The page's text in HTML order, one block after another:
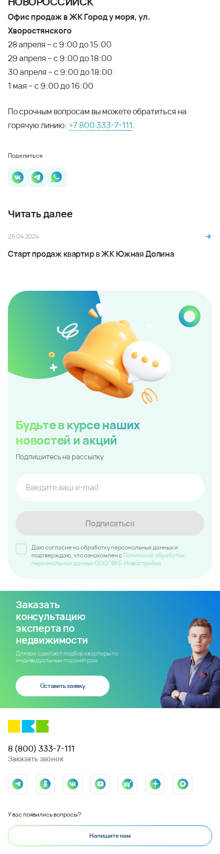
Будьте в курсе наших
новостей и акций
Подпишитесь на рассылку
Подписаться
Даю согласие на обработку персональных данных и
подтверждаю, что ознакомлен c Политикой обработки
персональных данных ООО "ВКБ-Новостройки
Офис продаж в ЖК Город у моря, ул.
Хворостянского
28 апреля – с 9:00 до 15:00
29 апреля – с 9:00 до 18:00
30 апреля – с 9:00 до 18:00
1 мая – с 9:00 до 16:00
По срочным вопросам вы можете обратиться на
горячую линию: +7 800 333-7-111.
Поделиться
Читать далее
26.04.2024
Старт продаж квартир в ЖК Южная Долина
Заказать
консультацию
эксперта по
недвижимости
Для вас сделают подбор квартиры по
индивидуальным параметрам
Оставить заявку
8 (800) 333-7-111
Заказать звонок
У вас появились вопросы?
Напишите нам